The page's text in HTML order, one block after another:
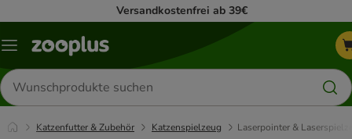
Versandkostenfrei ab 39€
Menü
Produkte
suchen
Katzenfutter & Zubehör Katzenspielzeug Laserpointer &